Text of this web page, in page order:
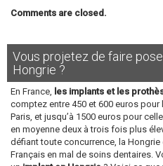
Comments are closed.
Vous projetez de faire
Hongrie ?
En France, les implants et les
comptez entre 450 et 600 euros pour
Paris, et jusqu’à 1500 euros pour
en moyenne deux à trois fois plus
défiant toute concurrence, la
Français en mal de soins dentaires.